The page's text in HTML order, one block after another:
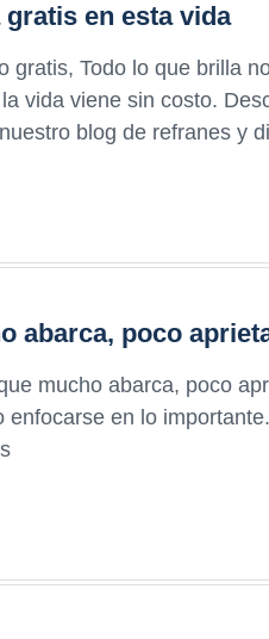
gratis en esta vida
gratis, Todo lo que brilla
vida viene sin costo.
blog de refranes y
abarca, poco
mucho abarca, poco
enfocarse en lo